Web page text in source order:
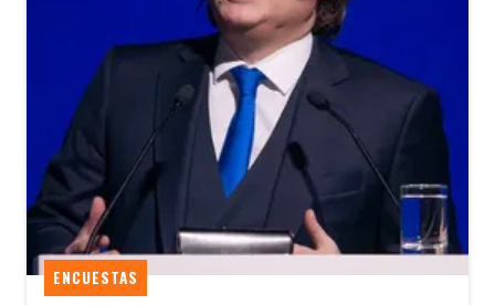
ENCUESTAS